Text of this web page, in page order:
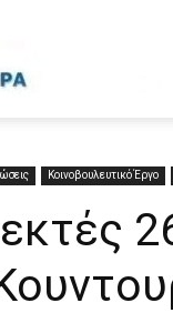
Κοινοβουλευτικό Έργο